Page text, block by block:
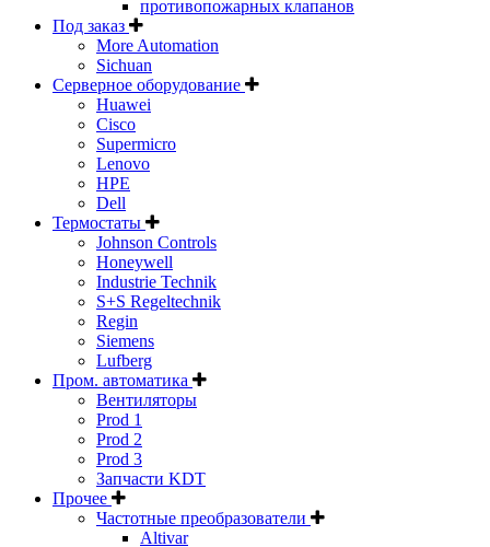
противопожарных клапанов
Под заказ
More Automation
Sichuan
Серверное оборудование
Huawei
Cisco
Supermicro
Lenovo
HPE
Dell
Термостаты
Johnson Controls
Honeywell
Industrie Technik
S+S Regeltechnik
Regin
Siemens
Lufberg
Пром. автоматика
Вентиляторы
Prod 1
Prod 2
Prod 3
Запчасти KDT
Прочее
Частотные преобразователи
Altivar